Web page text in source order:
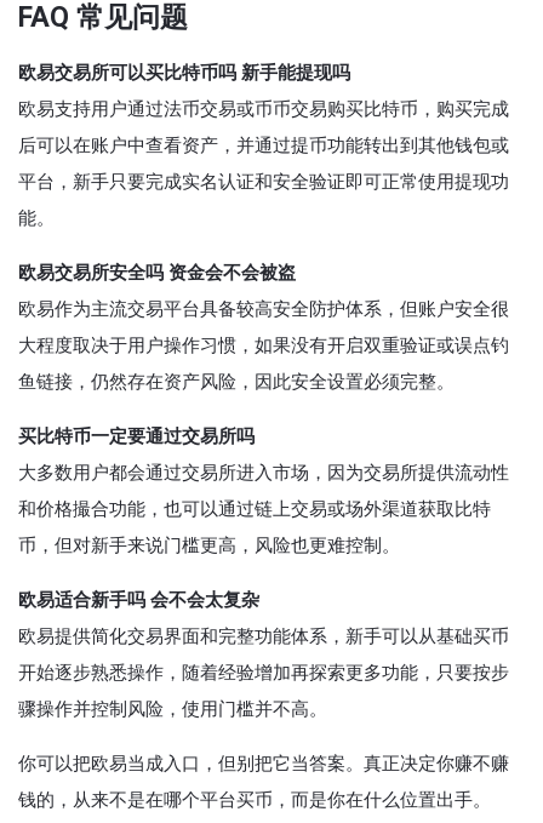
FAQ 常见问题
欧易交易所可以买比特币吗 新手能提现吗
欧易支持用户通过法币交易或币币交易购买比特币，购买完成
后可以在账户中查看资产，并通过提币功能转出到其他钱包或
平台，新手只要完成实名认证和安全验证即可正常使用提现功
能。
欧易交易所安全吗 资金会不会被盗
欧易作为主流交易平台具备较高安全防护体系，但账户安全很
大程度取决于用户操作习惯，如果没有开启双重验证或误点钓
鱼链接，仍然存在资产风险，因此安全设置必须完整。
买比特币一定要通过交易所吗
大多数用户都会通过交易所进入市场，因为交易所提供流动性
和价格撮合功能，也可以通过链上交易或场外渠道获取比特
币，但对新手来说门槛更高，风险也更难控制。
欧易适合新手吗 会不会太复杂
欧易提供简化交易界面和完整功能体系，新手可以从基础买币
开始逐步熟悉操作，随着经验增加再探索更多功能，只要按步
骤操作并控制风险，使用门槛并不高。
你可以把欧易当成入口，但别把它当答案。真正决定你赚不赚
钱的，从来不是在哪个平台买币，而是你在什么位置出手。